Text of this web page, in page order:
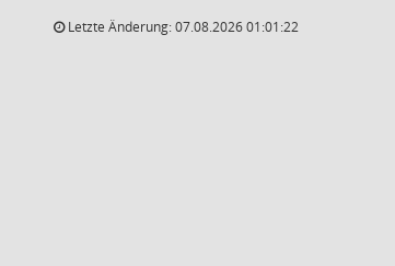
Letzte Änderung: 07.08.2026 01:01:22